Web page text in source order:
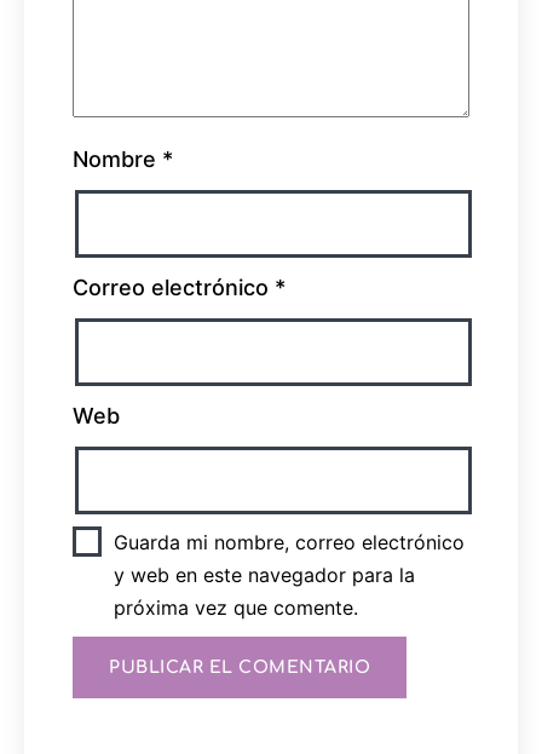
Nombre *
Correo electrónico *
Web
Guarda mi nombre, correo electrónico
y web en este navegador para la
próxima vez que comente.